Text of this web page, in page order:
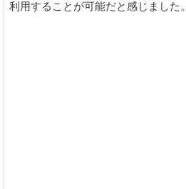
利用することが可能だと感じました。